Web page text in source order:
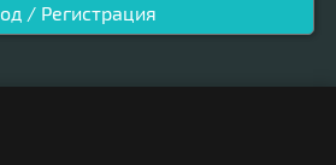
/ Регистрация